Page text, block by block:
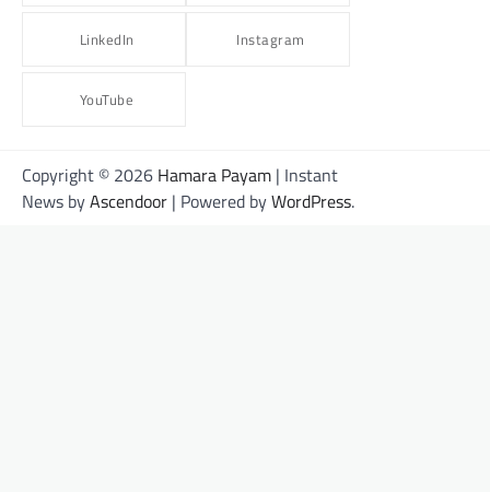
LinkedIn Instagram
YouTube
Copyright © 2026 Hamara Payam | Instant
News byAscendoor | Powered byWordPress.